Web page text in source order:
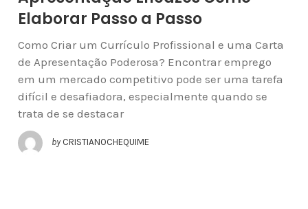
Elaborar Passo a Passo
Como Criar um Currículo Profissional e uma Carta
de Apresentação Poderosa? Encontrar emprego
em um mercado competitivo pode ser uma tarefa
difícil e desafiadora, especialmente quando se
trata de se destacar
by CRISTIANOCHEQUIME